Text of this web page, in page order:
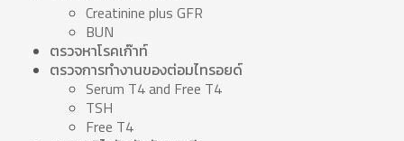
Creatinine plus GFR
BUN
ตรวจหาโรคเก๊าท์
ตรวจการทำงานของต่อมไทรอยด์
Serum T4 and Free T4
TSH
Free T4